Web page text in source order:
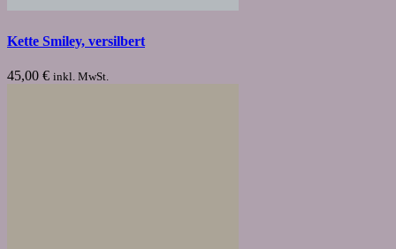
Kette Smiley, versilbert
45,00 € inkl. MwSt.